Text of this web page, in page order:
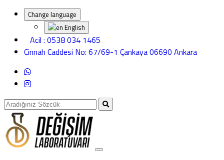
Change language
English
Acil : 0538 034 1465
Cinnah Caddesi No: 67/69-1 Çankaya 06690 Ankara